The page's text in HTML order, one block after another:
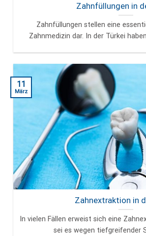
Zahnfüllungen in
Zahnfüllungen stellen eine
Zahnmedizin dar. In der Türkei
Zahnextraktion in
In vielen Fällen erweist sich eine
sei es wegen tiefgreifender
11
März